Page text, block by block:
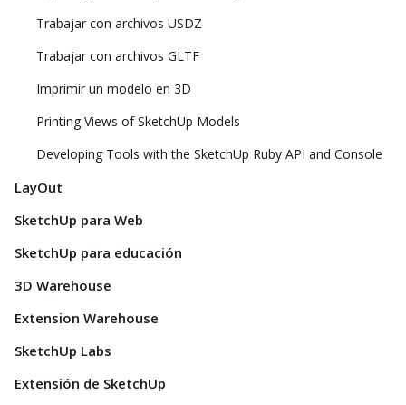
Trabajar con archivos USDZ
Trabajar con archivos GLTF
Imprimir un modelo en 3D
Printing Views of SketchUp Models
Developing Tools with the SketchUp Ruby API and Console
LayOut
SketchUp para Web
SketchUp para educación
3D Warehouse
Extension Warehouse
SketchUp Labs
Extensión de SketchUp